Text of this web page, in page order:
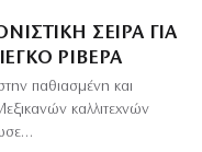
ΣΕΙΡΆ ΓΙΑ
ΡΙΒΈΡΑ
παθιασμένη και
καλλιτεχνών